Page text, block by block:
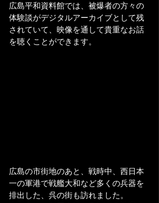
広島平和資料館では、被爆者の方々の
体験談がデジタルアーカイブとして残
されていて、映像を通して貴重なお話
を聴くことができます。
広島の市街地のあと、戦時中、西日本
一の軍港で戦艦大和など多くの兵器を
排出した、呉の街も訪れました。